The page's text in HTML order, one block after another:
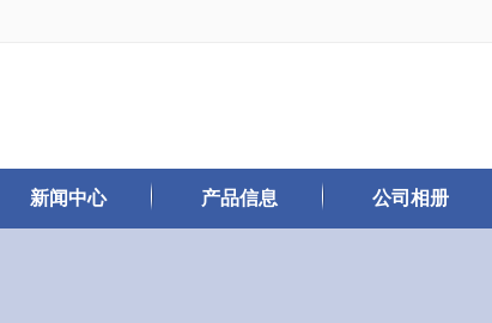
新闻中心 产品信息 公司相册